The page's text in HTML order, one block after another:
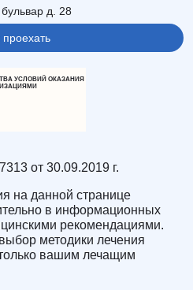
д. 28
проехать
УСЛОВИЙ ОКАЗАНИЯ
от 30.09.2019 г.
на данной странице
в информационных
рекомендациями.
методики лечения
вашим лечащим